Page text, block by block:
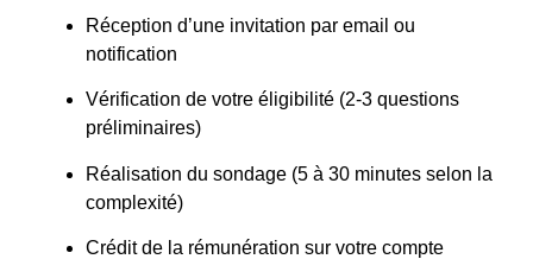
Réception d’une invitation par email ou
notification
Vérification de votre éligibilité (2-3 questions
préliminaires)
Réalisation du sondage (5 à 30 minutes selon la
complexité)
Crédit de la rémunération sur votre compte